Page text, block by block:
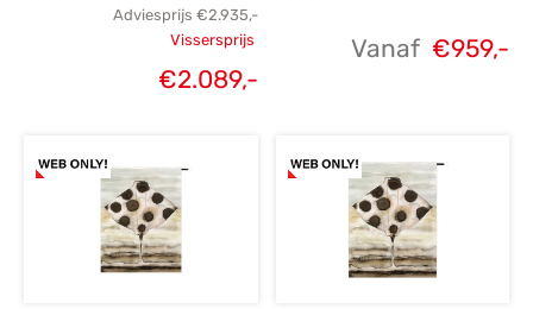
Adviesprijs €2.935,-
Oorspronkelijke
€2.935,-.
Vissersprijs
€2.089,-
€2.089,-.
Vanaf €959,-